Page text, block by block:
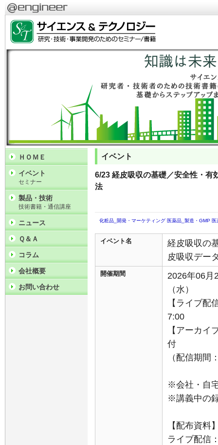
イベント
6/23 経皮吸収の基礎／安全性・有
法
化粧品_開発・マーケティング 医薬品_製造・GMP 医
イベント名
経皮吸収の
皮吸収デー
開催期間
2026年06月
（水）
【ライブ配
7:00
【アーカイ
付
（配信期間
※会社・自
※講義中の
【配布資料
ライブ配信
ＨＯＭＥ
イベント
セミナー
製品・技術
技術書籍・通信講座
ニュース
Ｑ＆Ａ
コラム
会社概要
お問い合わせ